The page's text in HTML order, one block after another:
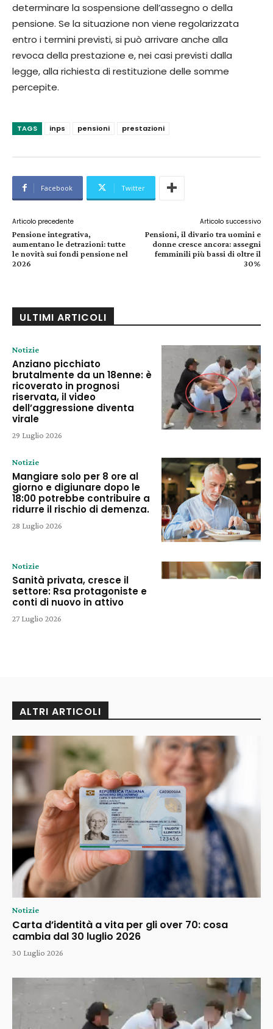
determinare la sospensione dell’assegno o della
pensione. Se la situazione non viene regolarizzata
entro i termini previsti, si può arrivare anche alla
revoca della prestazione e, nei casi previsti dalla
legge, alla richiesta di restituzione delle somme
percepite.
TAGS inps pensioni prestazioni
Facebook Twitter
Articolo precedente
Pensione integrativa,
aumentano le detrazioni: tutte
le novità sui fondi pensione nel
2026
Articolo successivo
Pensioni, il divario tra uomini e
donne cresce ancora: assegni
femminili più bassi di oltre il
30%
ULTIMI ARTICOLI
Notizie
Anziano picchiato
brutalmente da un 18enne: è
ricoverato in prognosi
riservata, il video
dell’aggressione diventa
virale
29 Luglio 2026
Notizie
Mangiare solo per 8 ore al
giorno e digiunare dopo le
18:00 potrebbe contribuire a
ridurre il rischio di demenza.
28 Luglio 2026
Notizie
Sanità privata, cresce il
settore: Rsa protagoniste e
conti di nuovo in attivo
27 Luglio 2026
ALTRI ARTICOLI
Notizie
Carta d’identità a vita per gli over 70: cosa
cambia dal 30 luglio 2026
30 Luglio 2026